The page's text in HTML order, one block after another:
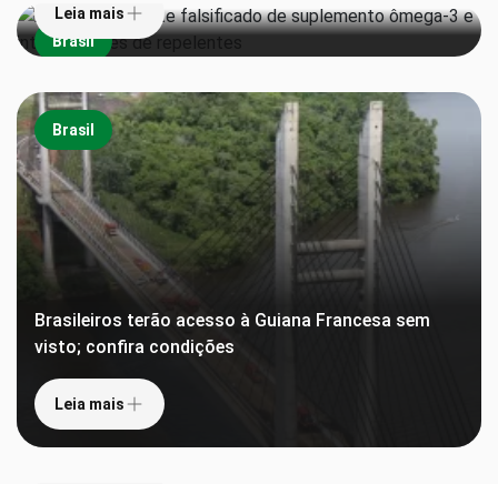
Brasil
Leia mais
Brasil
Brasileiros terão acesso à Guiana Francesa sem
visto; confira condições
Leia mais
‘Pula alfândega’: Receita lança sistema que agiliza
declaração de bens e desembarque de viajantes